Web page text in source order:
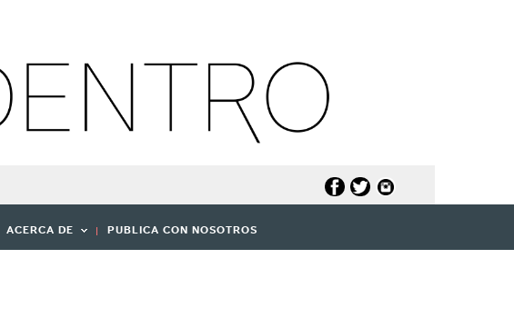
ACERCA DE PUBLICA CON NOSOTROS